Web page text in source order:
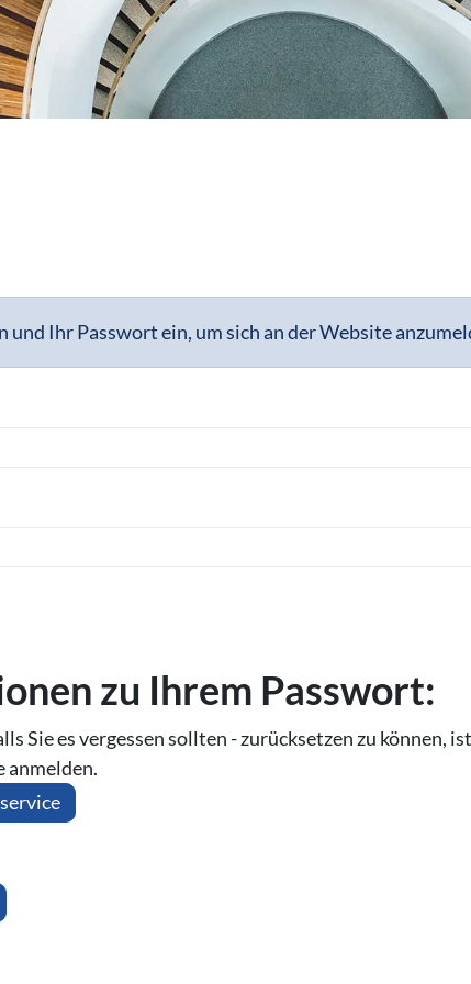
Ihr Passwort ein, um sich an der Website
zu Ihrem Passwort:
Sie es vergessen sollten - zurücksetzen zu können,
anmelden.